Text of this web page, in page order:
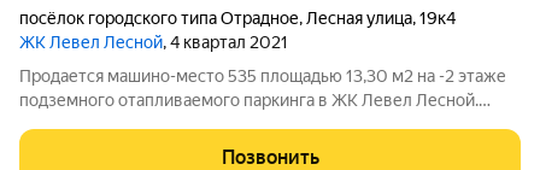
посёлок городского типа Отрадное, Лесная улица,19к4
ЖК Левел Лесной, 4 квартал 2021
Продается машино-место 535 площадью 13,30 м2 на -2 этаже
подземного отапливаемого паркинга в ЖК Левел Лесной.
организовать большой шкаф для хранения, либо использовать
Позвонить